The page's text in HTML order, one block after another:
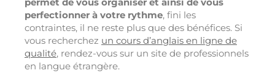
perfectionner à votre rythme, fini les
contraintes, il ne reste plus que des bénéfices. Si
vous recherchez un cours d’anglais en ligne de
qualité, rendez-vous sur un site de professionnels
en langue étrangère.